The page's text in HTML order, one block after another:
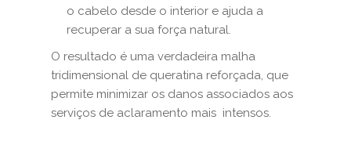
o cabelo desde o interior e ajuda a
recuperar a sua força natural.
O resultado é uma verdadeira malha
tridimensional de queratina reforçada, que
permite minimizar os danos associados aos
serviços de aclaramento mais intensos.